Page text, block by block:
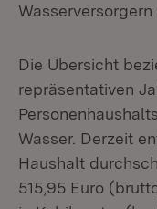
Die Übersicht
repräsentativen
Wasser. Derzeit
Haushalt
515,95 Euro